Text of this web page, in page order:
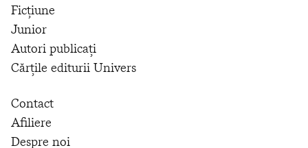
Ficțiune
Junior
Autori publicați
Cărțile editurii Univers
Contact
Afiliere
Despre noi